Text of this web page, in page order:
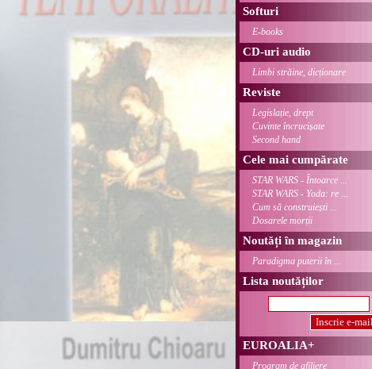
Softuri
E-books
CD-uri audio
Limbi străine, dicționare
Reviste
Legislație, drept
Cuvinte încrucișate
Second hand
Cele mai cumpărate
STAR WARS - Întoarce ...
STAR WARS - Yoda: re ...
Cum să construiești ...
Dosarele morții
Noutăți în magazin
Paradigma puterii în ...
Lista noutăților
EUROALIA+
Program de afiliere